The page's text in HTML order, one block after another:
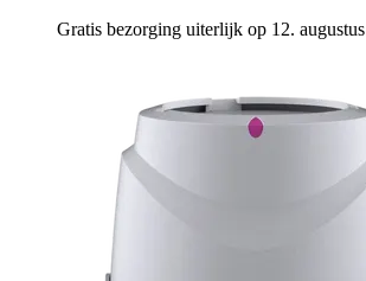
Gratis bezorging uiterlijk op 12. augustus